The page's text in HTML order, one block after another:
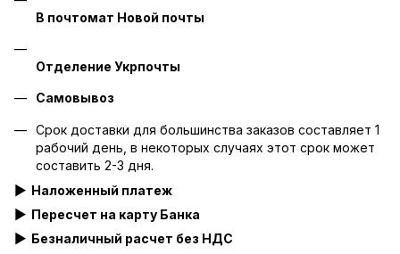
В почтомат Новой почты
Отделение Укрпочты
Самовывоз
Срок доставки для большинства заказов составляет 1
рабочий день, в некоторых случаях этот срок может
составить 2-3 дня.
▶ Наложенный платеж
▶ Пересчет на карту Банка
▶ Безналичный расчет без НДС